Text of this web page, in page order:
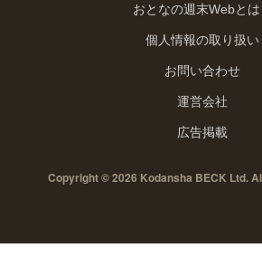
おとなの週末Webとは
個人情報の取り扱い
お問い合わせ
運営会社
広告掲載
Copyright © 2026 Kodansha BECK Ltd.